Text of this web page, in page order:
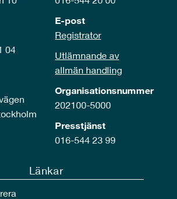
04
E-post
Registrator
Utlämnande av
allmän handling
Organisationsnummer
202100-5000
Presstjänst
016-544 23 99
Länkar